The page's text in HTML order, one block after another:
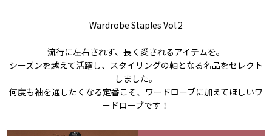
Wardrobe Staples Vol.2
流行に左右されず、長く愛されるアイテムを。
シーズンを越えて活躍し、スタイリングの軸となる名品をセレクト
しました。
何度も袖を通したくなる定番こそ、ワードローブに加えてほしいワ
ードローブです！